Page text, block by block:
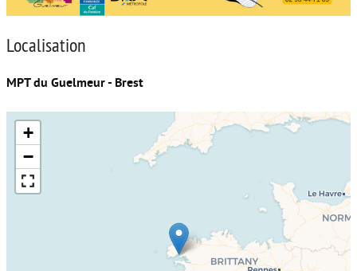
Localisation
MPT du Guelmeur - Brest
+
−